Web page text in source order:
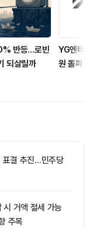
반등…로빈
되살릴까
YG엔터,
원 돌파…
표결 추진…민주당
시 거액 절세 가능
주목